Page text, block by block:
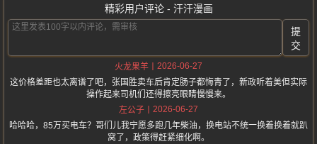
精彩用户评论 - 汗汗漫画
提
交
火龙果羊
2026-06-27
这价格差距也太离谱了吧，张国胜卖车后肯定肠子都悔青了，新政听着美但实际
操作起来司机们还得擦亮眼睛慢慢来。
左公子
2026-06-27
哈哈哈，85万买电车？哥们儿我宁愿多跑几年柴油，换电站不统一换着换着就趴
窝了，政策得赶紧细化啊。